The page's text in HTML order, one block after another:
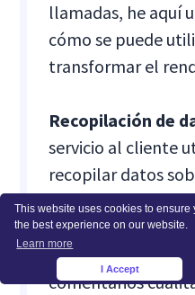
This website uses cookies to ensure
the best experience on our website.
Learn more
I Accept
llamadas, he aquí
cómo se puede
transformar el
Recopilación de
servicio al cliente
recopilar datos
llamadas, los
clientes y los
equipo. Estos
comentarios